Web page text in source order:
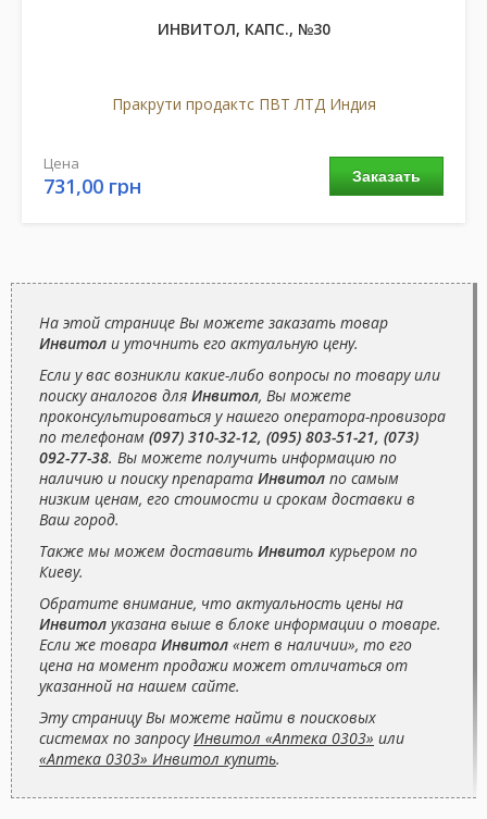
ИНВИТОЛ, КАПС., №30
Пракрути продактс ПВТ ЛТД Индия
Заказать
Цена
731,00 грн
На этой странице Вы можете заказать товар
Инвитол и уточнить его актуальную цену.
Если у вас возникли какие-либо вопросы по товару или
поиску аналогов для Инвитол, Вы можете
проконсультироваться у нашего оператора-провизора
по телефонам (097) 310-32-12, (095) 803-51-21, (073)
092-77-38. Вы можете получить информацию по
наличию и поиску препарата Инвитол по самым
низким ценам, его стоимости и срокам доставки в
Ваш город.
Также мы можем доставить Инвитол курьером по
Киеву.
Обратите внимание, что актуальность цены на
Инвитол указана выше в блоке информации о товаре.
Если же товара Инвитол «нет в наличии», то его
цена на момент продажи может отличаться от
указанной на нашем сайте.
Эту страницу Вы можете найти в поисковых
системах по запросуИнвитол «Аптека 0303» или
«Аптека 0303» Инвитол купить.